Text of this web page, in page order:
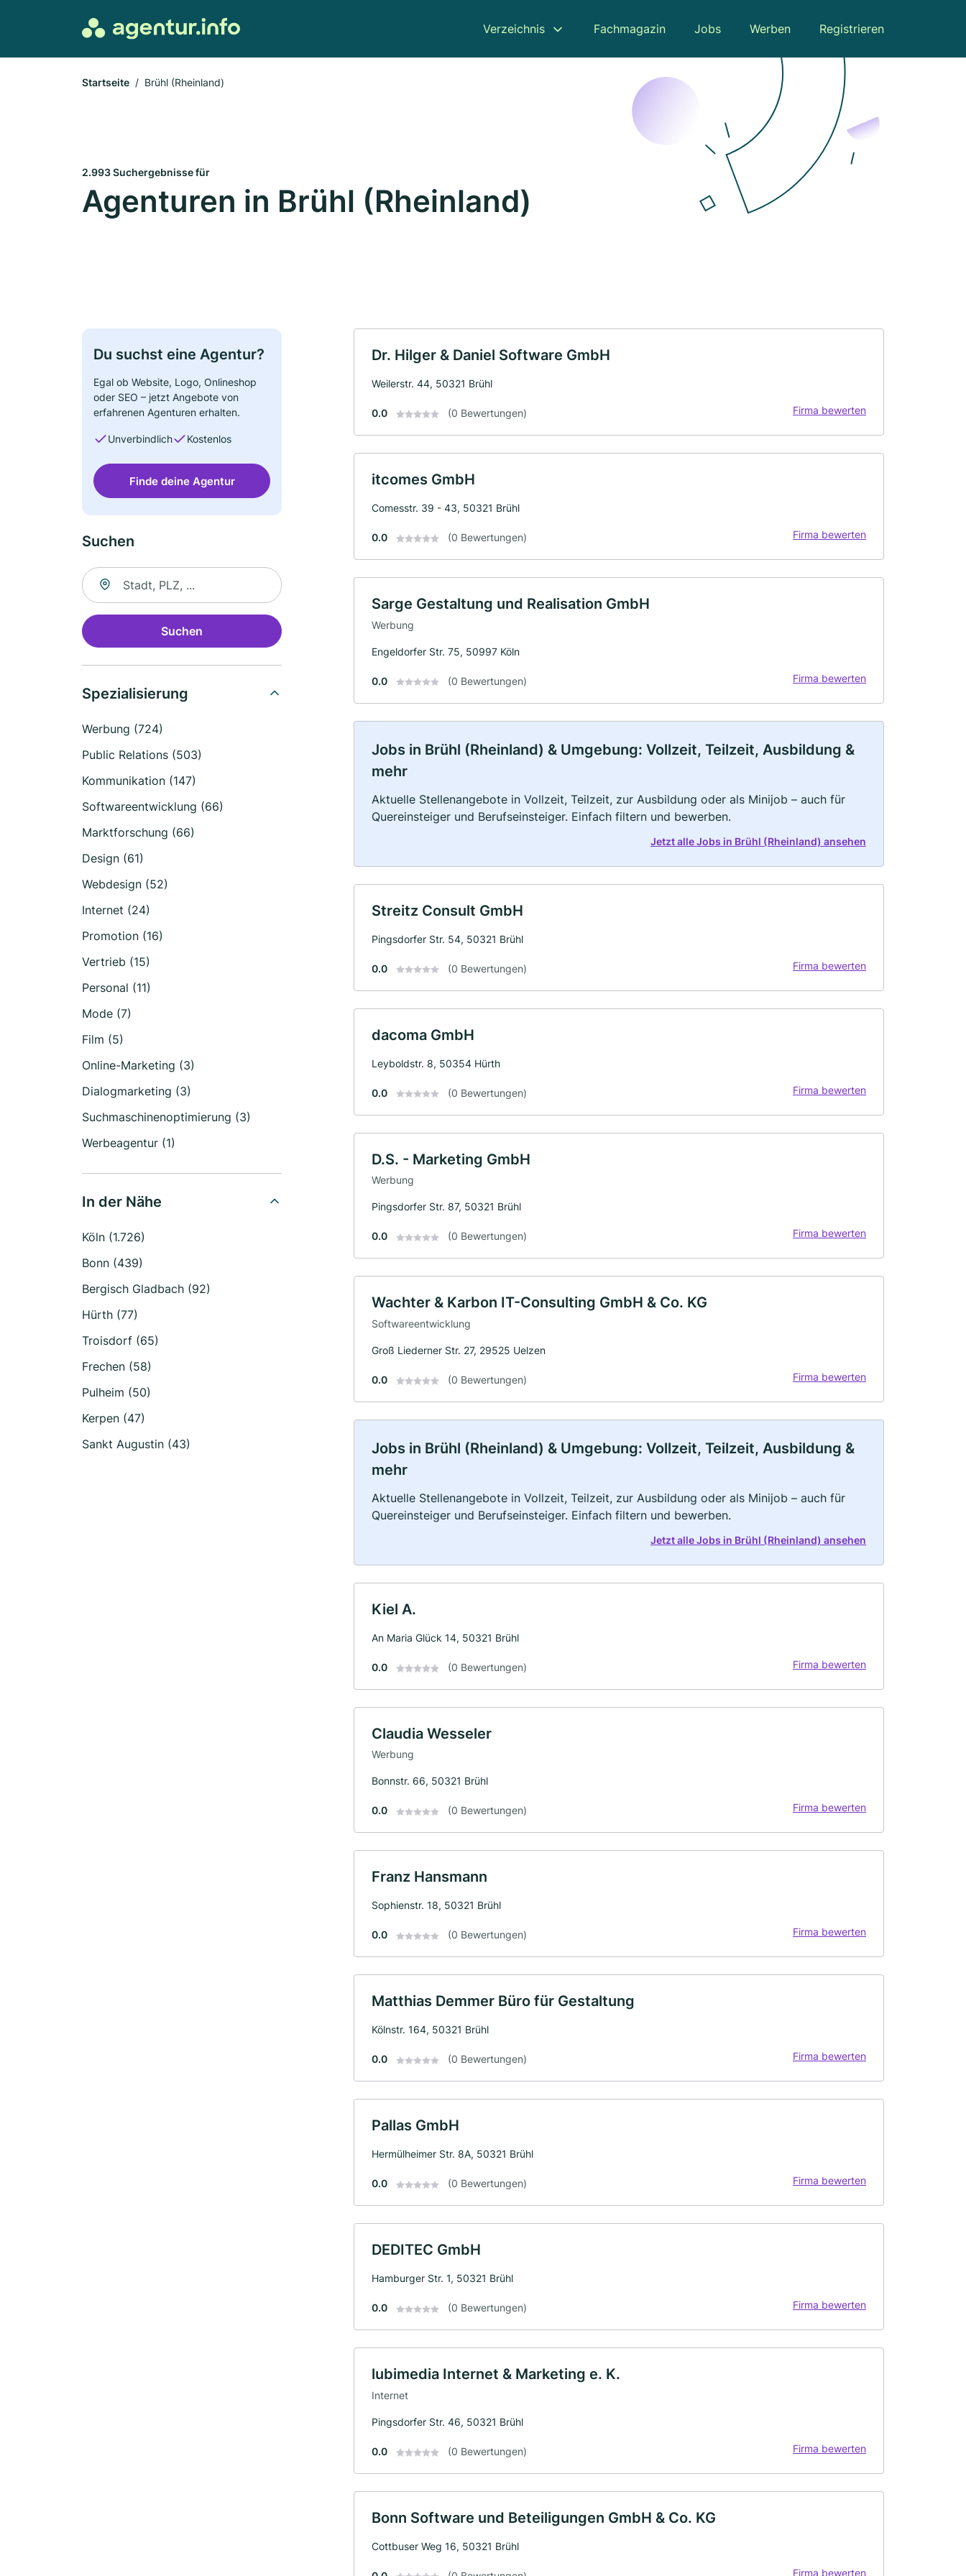
Verzeichnis Fachmagazin Jobs Werben Registrieren
Startseite Brühl (Rheinland)
2.993 Suchergebnisse für
Agenturen in Brühl (Rheinland)
Du suchst eine Agentur?
Egal ob Website, Logo, Onlineshop
oder SEO – jetzt Angebote von
erfahrenen Agenturen erhalten.
Unverbindlich Kostenlos
Finde deine Agentur
Suchen
Suche nach Ort
Suchen
Spezialisierung
Werbung (724)
Public Relations (503)
Kommunikation (147)
Softwareentwicklung (66)
Marktforschung (66)
Design (61)
Webdesign (52)
Internet (24)
Promotion (16)
Vertrieb (15)
Personal (11)
Mode (7)
Film (5)
Online-Marketing (3)
Dialogmarketing (3)
Suchmaschinenoptimierung (3)
Werbeagentur (1)
In der Nähe
Köln (1.726)
Bonn (439)
Bergisch Gladbach (92)
Hürth (77)
Troisdorf (65)
Frechen (58)
Pulheim (50)
Kerpen (47)
Sankt Augustin (43)
Dr. Hilger & Daniel Software GmbH
Weilerstr. 44, 50321 Brühl
0.0 (0 Bewertungen) Firma bewerten
itcomes GmbH
Comesstr. 39 - 43, 50321 Brühl
0.0 (0 Bewertungen) Firma bewerten
Sarge Gestaltung und Realisation GmbH
Werbung
Engeldorfer Str. 75, 50997 Köln
0.0 (0 Bewertungen) Firma bewerten
Jobs in Brühl (Rheinland) & Umgebung: Vollzeit, Teilzeit, Ausbildung &
mehr
Aktuelle Stellenangebote in Vollzeit, Teilzeit, zur Ausbildung oder als Minijob – auch für
Quereinsteiger und Berufseinsteiger. Einfach filtern und bewerben.
Jetzt alle Jobs in Brühl (Rheinland) ansehen
Streitz Consult GmbH
Pingsdorfer Str. 54, 50321 Brühl
0.0 (0 Bewertungen) Firma bewerten
dacoma GmbH
Leyboldstr. 8, 50354 Hürth
0.0 (0 Bewertungen) Firma bewerten
D.S. - Marketing GmbH
Werbung
Pingsdorfer Str. 87, 50321 Brühl
0.0 (0 Bewertungen) Firma bewerten
Wachter & Karbon IT-Consulting GmbH & Co. KG
Softwareentwicklung
Groß Liederner Str. 27, 29525 Uelzen
0.0 (0 Bewertungen) Firma bewerten
Jobs in Brühl (Rheinland) & Umgebung: Vollzeit, Teilzeit, Ausbildung &
mehr
Aktuelle Stellenangebote in Vollzeit, Teilzeit, zur Ausbildung oder als Minijob – auch für
Quereinsteiger und Berufseinsteiger. Einfach filtern und bewerben.
Jetzt alle Jobs in Brühl (Rheinland) ansehen
Kiel A.
An Maria Glück 14, 50321 Brühl
0.0 (0 Bewertungen) Firma bewerten
Claudia Wesseler
Werbung
Bonnstr. 66, 50321 Brühl
0.0 (0 Bewertungen) Firma bewerten
Franz Hansmann
Sophienstr. 18, 50321 Brühl
0.0 (0 Bewertungen) Firma bewerten
Matthias Demmer Büro für Gestaltung
Kölnstr. 164, 50321 Brühl
0.0 (0 Bewertungen) Firma bewerten
Pallas GmbH
Hermülheimer Str. 8A, 50321 Brühl
0.0 (0 Bewertungen) Firma bewerten
DEDITEC GmbH
Hamburger Str. 1, 50321 Brühl
0.0 (0 Bewertungen) Firma bewerten
lubimedia Internet & Marketing e. K.
Internet
Pingsdorfer Str. 46, 50321 Brühl
0.0 (0 Bewertungen) Firma bewerten
Bonn Software und Beteiligungen GmbH & Co. KG
Cottbuser Weg 16, 50321 Brühl
Firma bewerten